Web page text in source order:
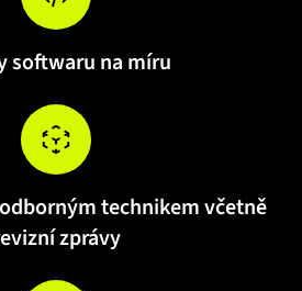
softwaru na míru
technikem včetně
zprávy